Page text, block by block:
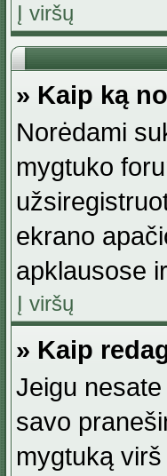
Į viršų
» Kaip ką
Norėdami
mygtuko
ekrano
apklausose
Į viršų
» Kaip
Jeigu
savo
mygtuką